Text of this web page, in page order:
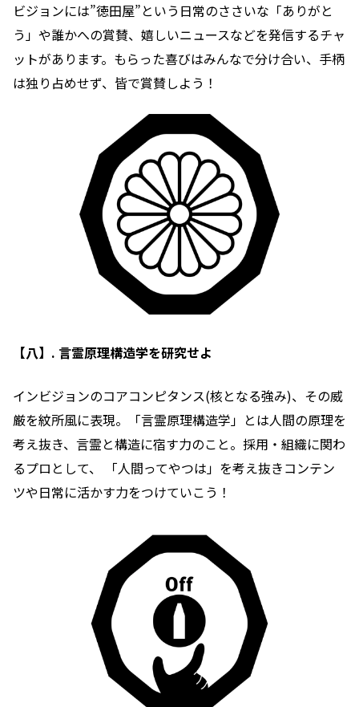
ビジョンには”徳田屋”という日常のささいな「ありがと
う」や誰かへの賞賛、嬉しいニュースなどを発信するチャ
ットがあります。もらった喜びはみんなで分け合い、手柄
は独り占めせず、皆で賞賛しよう！
【八】. 言霊原理構造学を研究せよ
インビジョンのコアコンピタンス(核となる強み)、その威
厳を紋所風に表現。「言霊原理構造学」とは人間の原理を
考え抜き、言霊と構造に宿す力のこと。採用・組織に関わ
るプロとして、 「人間ってやつは」を考え抜きコンテン
ツや日常に活かす力をつけていこう ！